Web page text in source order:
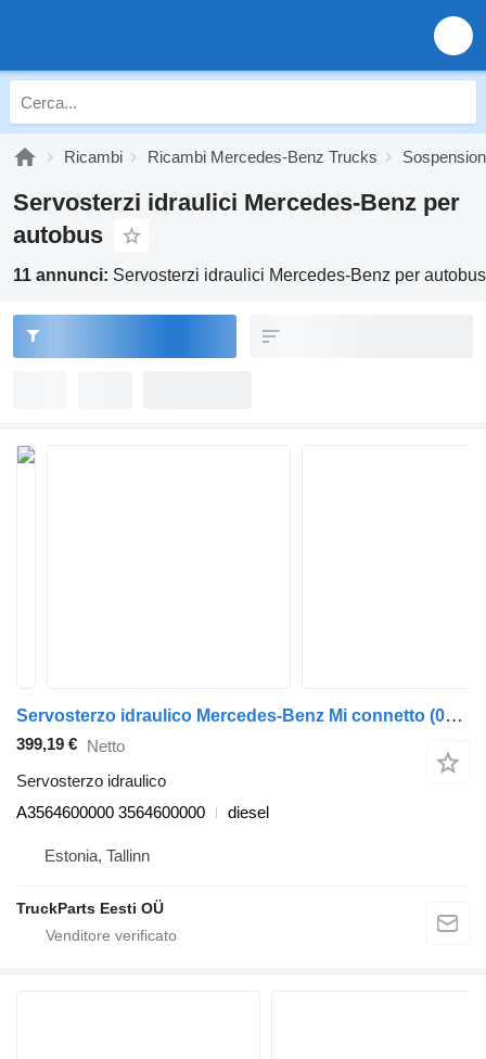
Ricambi Ricambi Mercedes-Benz Trucks
Servosterzi idraulici Mercedes-Benz per
autobus
11 annunci: Servosterzi idraulici Mercedes-Benz per autobus
Servosterzo idraulico Mercedes-Benz Mi connetto (01.01-) A3564600000 per autobus Mercedes-Benz Bus II (1996-)
399,19 € Netto
Servosterzo idraulico
A3564600000 3564600000
diesel
Estonia, Tallinn
TruckParts Eesti OÜ